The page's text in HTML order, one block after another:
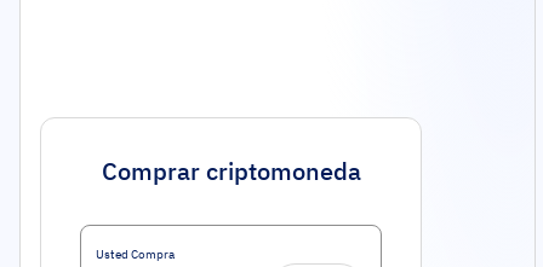
Comprar criptomoneda
Usted Compra